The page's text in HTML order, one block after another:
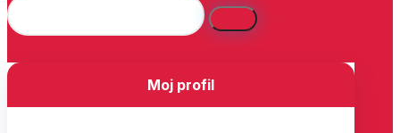
Moj profil